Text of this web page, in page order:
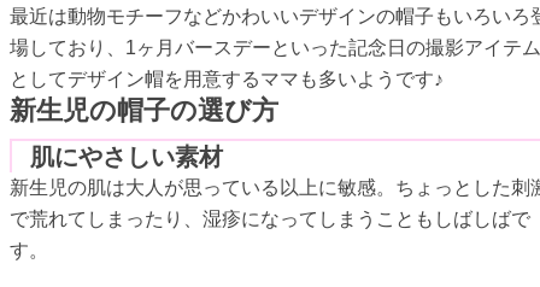
最近は動物モチーフなどかわいいデザインの帽子もいろいろ
場しており、1ヶ月バースデーといった記念日の撮影アイテム
としてデザイン帽を用意するママも多いようです♪
新生児の帽子の選び方
肌にやさしい素材
新生児の肌は大人が思っている以上に敏感。ちょっとした刺
で荒れてしまったり、湿疹になってしまうこともしばしばで
す。